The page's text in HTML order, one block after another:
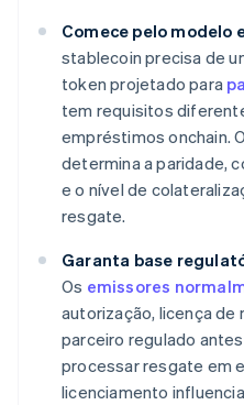
Comece pelo modelo
stablecoin precisa de
token projetado para
tem requisitos
empréstimos onchain.
determina a paridade,
e o nível de
resgate.
Garanta base
Os emissores
autorização, licença de
parceiro regulado
processar resgate em
licenciamento